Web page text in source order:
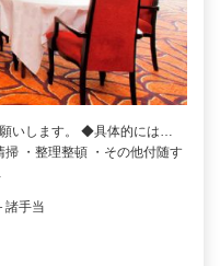
いします。 ◆具体的には…
掃 ・整理整頓 ・その他付随す
諸手当